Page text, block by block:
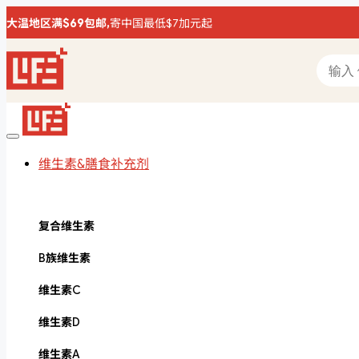
大温地区满$69包邮,寄中国最低$7加元起
维生素&膳食补充剂
复合维生素
B族维生素
维生素C
维生素D
维生素A